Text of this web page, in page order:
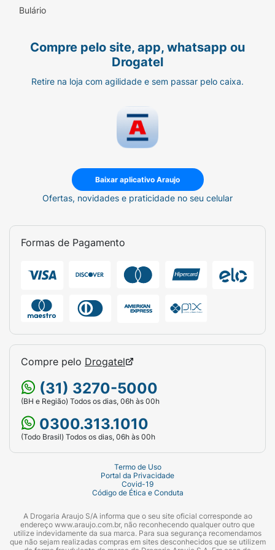
e calmante)
acabamento acetinado
toque seco e confortável
mais volumetria (35g)
vegana, cruelty free, livre de parabenos.
COMO USAR
Com a pele limpa, aplique pouca quantidade
de produto até obter o efeito que deseja.
até mesmo com as pontas dos dedos.
Experimente prepara a sua pele com o primer
e complementar a sua maquiagem finalizando
com pó compacto.
Uma pele limpa e bem preparada permite que
o produto atinja a sua performance máxima.
Além disso, é importante que seu pincel ou
esponja também estejam limpos.
Para descobrir a sua cor ideal, é importante
se aproximar de ambos é a correta para você.
Caso você já use a nossa base liquida matte
ou corretivo liquido, consulte a tabela acima
que preparamos para descobrir a(s)
cor(es) correspondente(s)
Bulário
Compre pelo site, app, whatsapp ou
Drogatel
Retire na loja com agilidade e sem passar pelo caixa.
Baixar aplicativo Araujo
Ofertas, novidades e praticidade no seu celular
Formas de Pagamento
Compre pelo Drogatel
(31) 3270-5000
(BH e Região) Todos os dias, 06h às 00h
0300.313.1010
(Todo Brasil) Todos os dias, 06h às 00h
Termo de Uso
Portal da Privacidade
Covid-19
Código de Ética e Conduta
A Drogaria Araujo S/A informa que o seu site oficial corresponde ao
endereço www.araujo.com.br, não reconhecendo qualquer outro que
utilize indevidamente da sua marca. Para sua segurança recomendamos
que não sejam realizadas compras em sites desconhecidos que se utilizem